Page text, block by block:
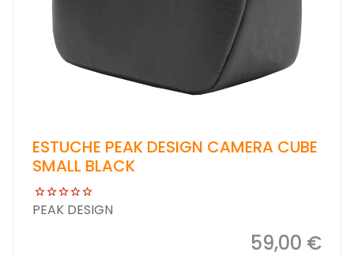
ESTUCHE PEAK DESIGN CAMERA CUBE
SMALL BLACK
PEAK DESIGN
59,00 €